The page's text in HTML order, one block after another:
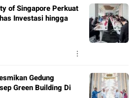
of Singapore Perkuat
Investasi hingga
Gedung
Green Building Di